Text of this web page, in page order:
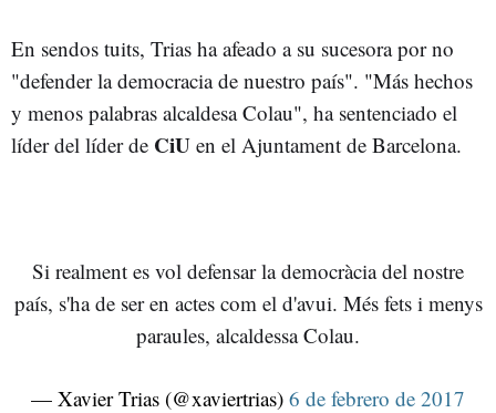
En sendos tuits, Trias ha afeado a su sucesora por no
"defender la democracia de nuestro país". "Más hechos
y menos palabras alcaldesa Colau", ha sentenciado el
líder del líder de CiU en el Ajuntament de Barcelona.
Si realment es vol defensar la democràcia del nostre
país, s'ha de ser en actes com el d'avui. Més fets i menys
paraules, alcaldessa Colau.
— Xavier Trias (@xaviertrias) 6 de febrero de 2017